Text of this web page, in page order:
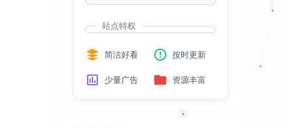
站点特权
简洁好看 按时更新
少量广告 资源丰富